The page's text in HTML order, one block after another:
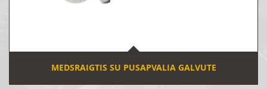
MEDSRAIGTIS SU PUSAPVALIA GALVUTE